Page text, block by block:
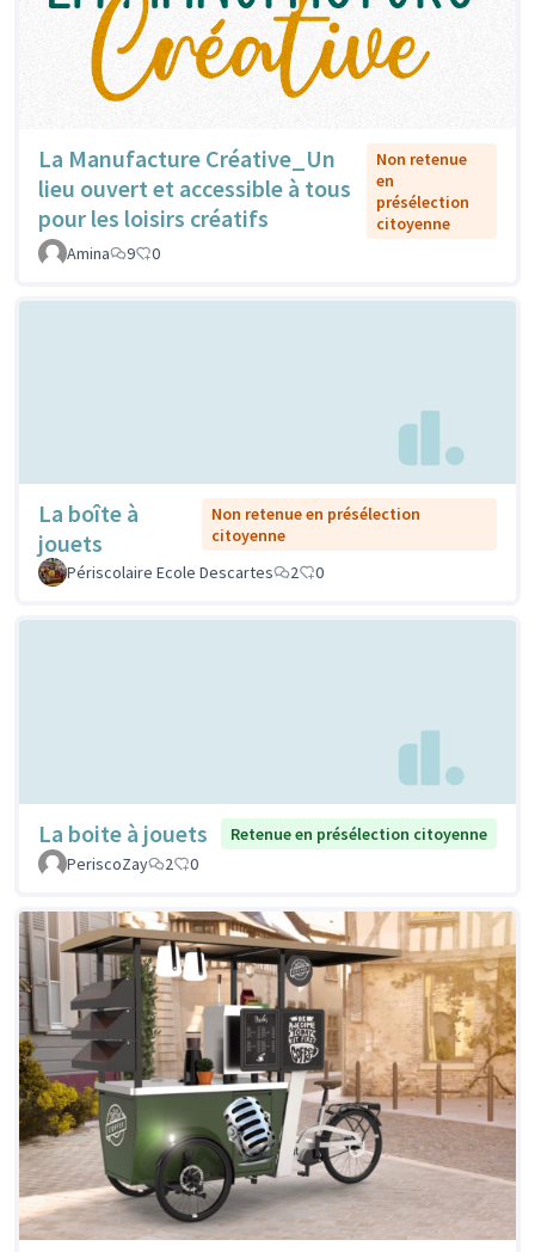
La Manufacture Créative_Un
lieu ouvert et accessible à tous
pour les loisirs créatifs
Non retenue
en
présélection
citoyenne
Amina
9 0
La boîte à
jouets
Non retenue en présélection
citoyenne
Périscolaire Ecole Descartes
2 0
La boite à jouets
Retenue en présélection citoyenne
PeriscoZay
2 0